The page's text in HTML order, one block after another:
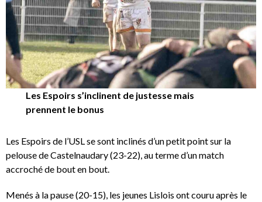
Les Espoirs s’inclinent de justesse mais
prennent le bonus
Les Espoirs de l’USL se sont inclinés d’un petit point sur la
pelouse de Castelnaudary (23-22), au terme d’un match
accroché de bout en bout.
Menés à la pause (20-15), les jeunes Lislois ont couru après le